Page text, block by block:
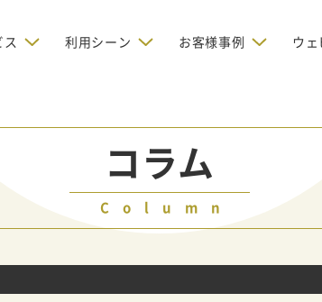
OMリクルーティン
利用シーン
ウェビナーの集客を増や
レマーケティングで成果を
ティング広告で成果を上
営業が疲弊する
お客様事例
ラーハウスの認知度向上と文
目指して効果的なメールマ
営業の成果を最大化
ルマーケティング
ウ
コラム
Column